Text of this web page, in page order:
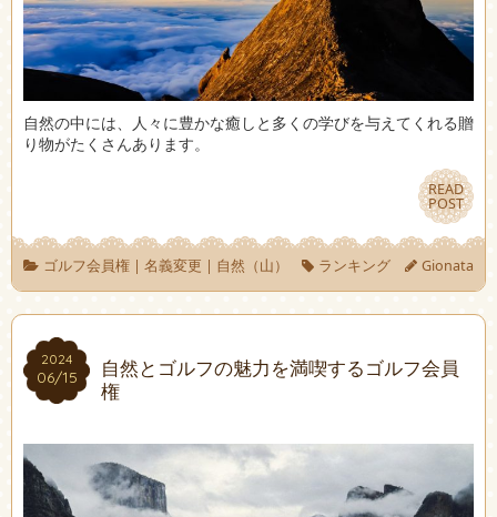
自然の中には、人々に豊かな癒しと多くの学びを与えてくれる贈
り物がたくさんあります。
READ
POST
READ
POST
ゴルフ会員権| 名義変更 | 自然（山） ランキング Gionata
2024
06/15
2024
06/15
自然とゴルフの魅力を満喫するゴルフ会員
権